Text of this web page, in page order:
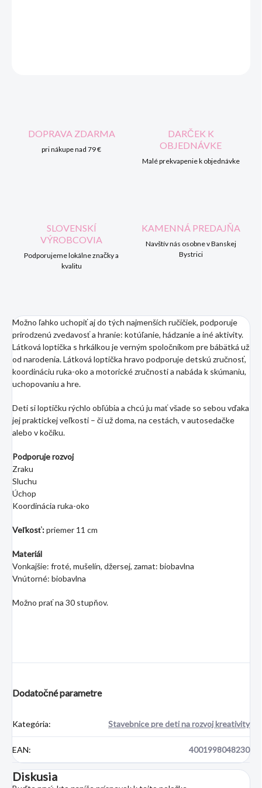
DOPRAVA ZDARMA
pri nákupe nad 79 €
DARČEK K
OBJEDNÁVKE
Malé prekvapenie k objednávke
SLOVENSKÍ
VÝROBCOVIA
Podporujeme lokálne značky a
kvalitu
KAMENNÁ PREDAJŇA
Navštív nás osobne v Banskej
Bystrici
Možno ľahko uchopiť aj do tých najmenších ručičiek, podporuje
prirodzenú zvedavosť a hranie: kotúľanie, hádzanie a iné aktivity.
Látková loptička s hrkálkou je verným spoločníkom pre bábätká už
od narodenia. Látková loptička hravo podporuje detskú zručnosť,
koordináciu ruka-oko a motorické zručnosti a nabáda k skúmaniu,
uchopovaniu a hre.
Deti si loptičku rýchlo obľúbia a chcú ju mať všade so sebou vďaka
jej praktickej veľkosti – či už doma, na cestách, v autosedačke
alebo v kočíku.
Podporuje rozvoj
Zraku
Sluchu
Úchop
Koordinácia ruka-oko
Veľkosť:priemer 11 cm
Materiál
Vonkajšie: froté, mušelín, džersej, zamat: biobavlna
Vnútorné: biobavlna
Možno prať na 30 stupňov.
Dodatočné parametre
Kategória: Stavebnice pre deti na rozvoj kreativity
EAN: 4001998048230
Diskusia